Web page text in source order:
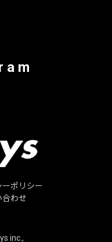
ーポリシー
合わせ
inc.,